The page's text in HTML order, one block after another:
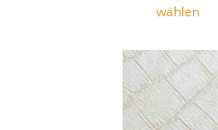
wählen